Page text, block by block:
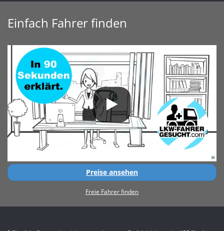
Einfach Fahrer finden
Preise ansehen
Freie Fahrer finden